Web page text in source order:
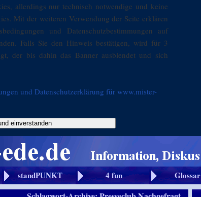
allerdings nur technisch notwendige und keine
Mit der weiteren Verwendung der Seite erklären
und Datenschutzbestimmungen auf
Falls Sie den Hinweis bestätigen, wird für 3
der bis dahin das Banner ausblendet und sich
und Datenschutzerklärung für www.mister-
einverstanden
standPUNKT 4 fun Glossar